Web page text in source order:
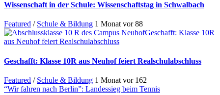
Wissenschaft in der Schule: Wissenschaftstag in Schwalbach
Featured / Schule & Bildung 1 Monat vor 88
Geschafft: Klasse 10R
aus Neuhof feiert Realschulabschluss
Geschafft: Klasse 10R aus Neuhof feiert Realschulabschluss
Featured / Schule & Bildung 1 Monat vor 162
“Wir fahren nach Berlin”: Landessieg beim Tennis